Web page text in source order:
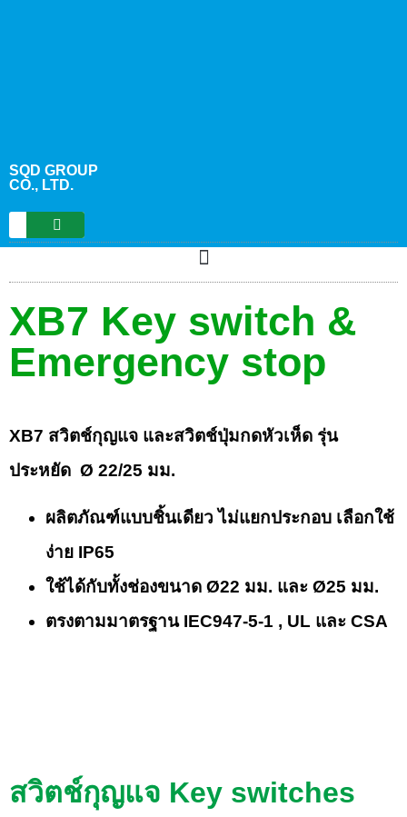
SQD GROUP
CO., LTD.
XB7 Key switch &
Emergency stop
XB7 สวิตช์กุญแจ และสวิตช์ปุ่มกดหัวเห็ด รุ่น
ประหยัด Ø 22/25 มม.
ผลิตภัณฑ์แบบชิ้นเดียว ไม่แยกประกอบ เลือกใช้
ง่าย IP65
ใช้ได้กับทั้งช่องขนาด Ø22 มม. และ Ø25 มม.
ตรงตามมาตรฐาน IEC947-5-1 , UL และ CSA
สวิตช์กุญแจ Key switches